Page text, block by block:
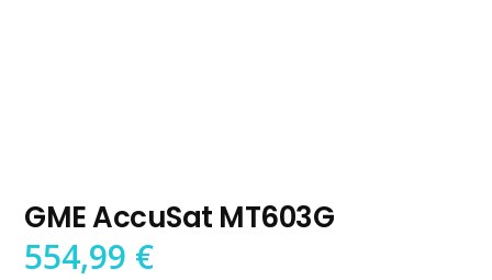
GME AccuSat MT603G
554,99 €